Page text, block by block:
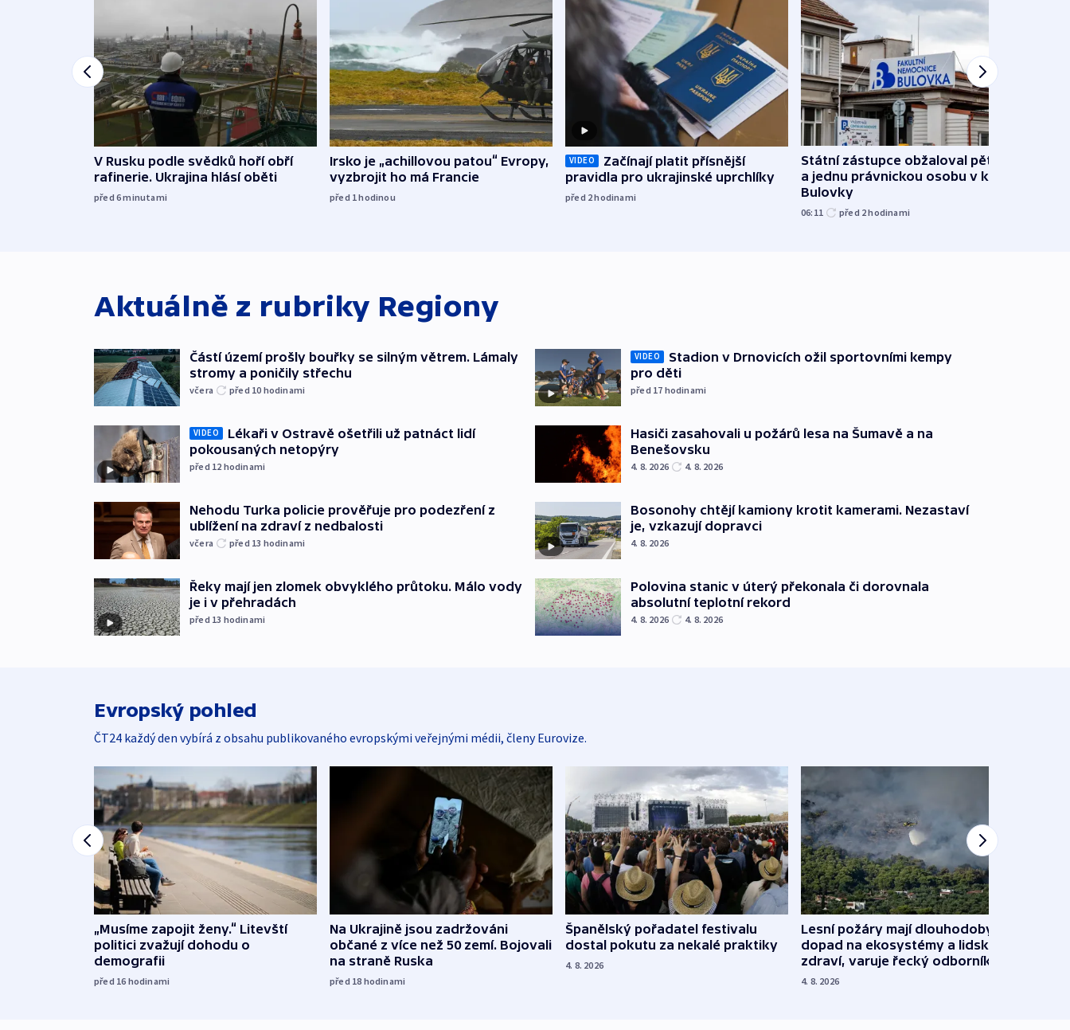
V Rusku podle svědků hoří obří
rafinerie. Ukrajina hlásí oběti
před 6minutami
Irsko je „achillovou patou“ Evropy,
vyzbrojit ho má Francie
před 1hodinou
VIDEO
Začínají platit přísnější
pravidla pro ukrajinské uprchlíky
před 2hodinami
Státní zástupce obžaloval pět lidí
a jednu právnickou osobu v kauze
Bulovky
06:11 před 2hodinami
Aktuálně z rubriky Regiony
Částí území prošly bouřky se silným větrem. Lámaly
stromy a poničily střechu
včera před 10 hodinami
VIDEO
Lékaři v Ostravě ošetřili už patnáct lidí
pokousaných netopýry
před 12 hodinami
Nehodu Turka policie prověřuje pro podezření z
ublížení na zdraví z nedbalosti
včera před 13 hodinami
Řeky mají jen zlomek obvyklého průtoku. Málo vody
je i v přehradách
před 13 hodinami
VIDEO
Stadion v Drnovicích ožil sportovními kempy
pro děti
před 17 hodinami
Hasiči zasahovali u požárů lesa na Šumavě a na
Benešovsku
4. 8. 2026 4. 8. 2026
Bosonohy chtějí kamiony krotit kamerami. Nezastaví
je, vzkazují dopravci
4. 8. 2026
Polovina stanic v úterý překonala či dorovnala
absolutní teplotní rekord
4. 8. 2026 4. 8. 2026
Evropský pohled
ČT24 každý den vybírá z obsahu publikovaného evropskými veřejnými médii, členy Eurovize.
„Musíme zapojit ženy.“ Litevští
politici zvažují dohodu o
demografii
před 16 hodinami
Na Ukrajině jsou zadržováni
občané z více než 50 zemí. Bojovali
na straně Ruska
před 18 hodinami
Španělský pořadatel festivalu
dostal pokutu za nekalé praktiky
4. 8. 2026
Lesní požáry mají dlouhodobý
dopad na ekosystémy a lidské
zdraví, varuje řecký odborník
4. 8. 2026